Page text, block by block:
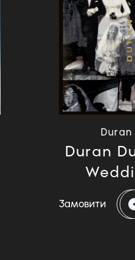
Duran
Duran
Замовити